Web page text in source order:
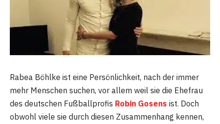
Rabea Böhlke ist eine Persönlichkeit, nach der immer
mehr Menschen suchen, vor allem weil sie die Ehefrau
des deutschen Fußballprofis Robin Gosens ist. Doch
obwohl viele sie durch diesen Zusammenhang kennen,